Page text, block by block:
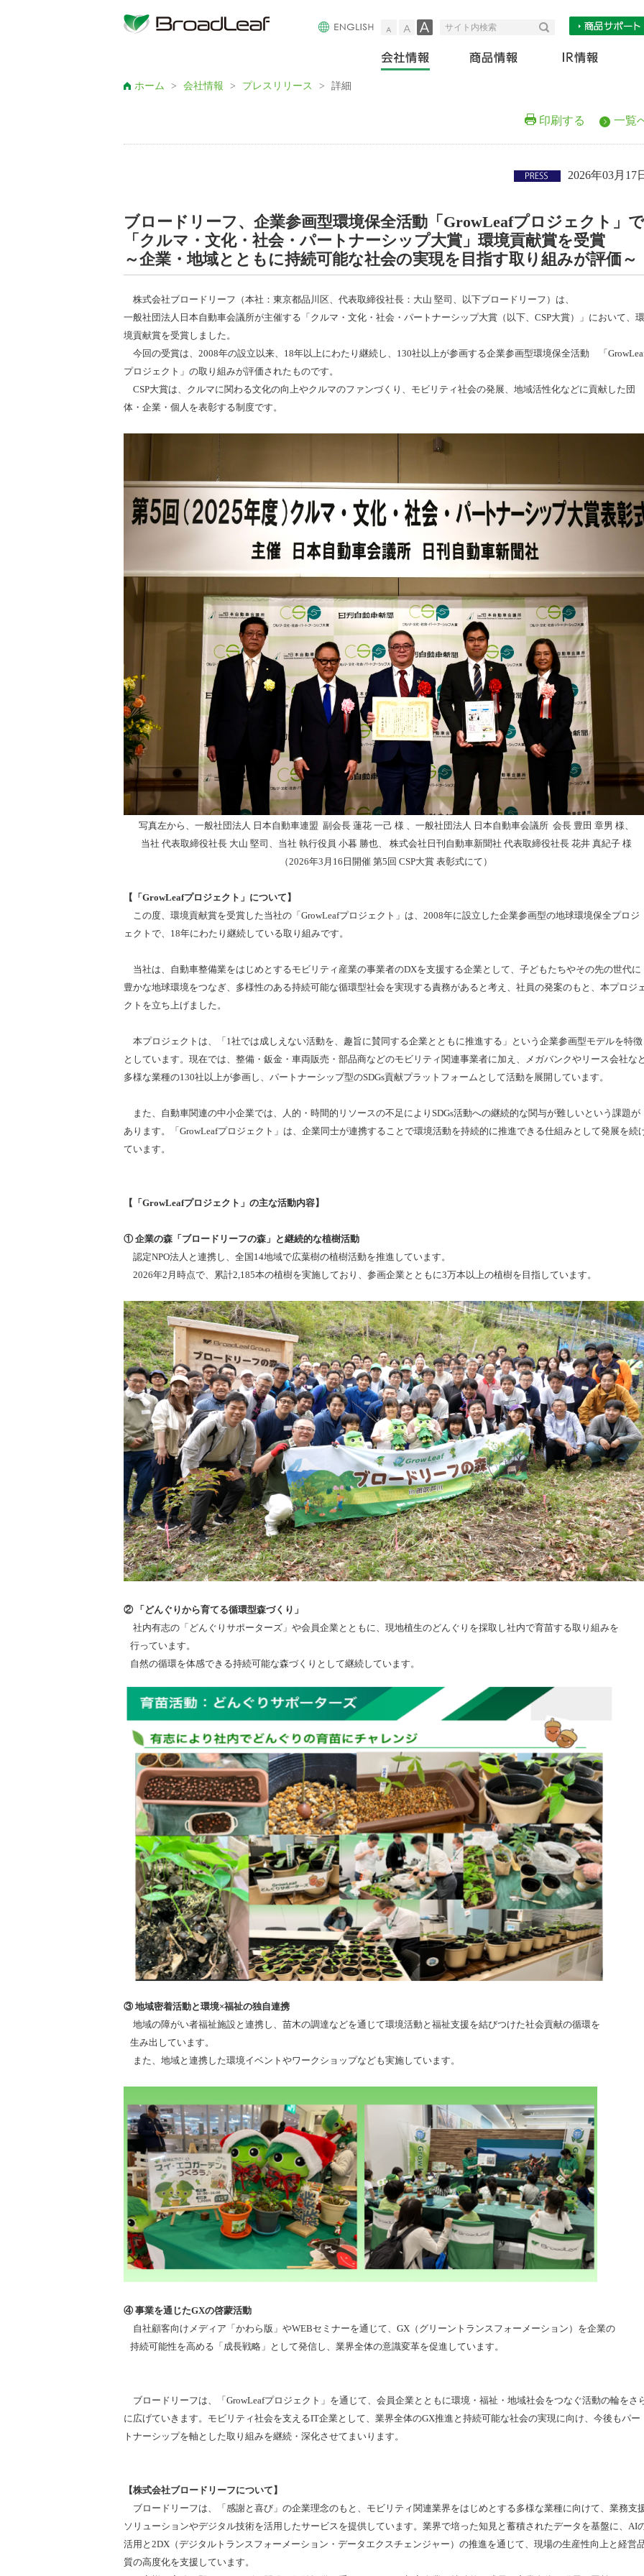
小 大
サイト内検索 検索
ホーム
> 会社情報 > プレスリリース > 詳細
印刷する 一覧
2026年03月17
ブロードリーフ、企業参画型環境保全活動「GrowLeafプロジェクト」で
「クルマ・文化・社会・パートナーシップ大賞」環境貢献賞を受賞
～企業・地域とともに持続可能な社会の実現を目指す取り組みが評価～
株式会社ブロードリーフ（本社：東京都品川区、代表取締役社長：大山 堅司、以下ブロードリーフ）は、
一般社団法人日本自動車会議所が主催する「クルマ・文化・社会・パートナーシップ大賞（以下、CSP大賞）」において、環
境貢献賞を受賞しました。
今回の受賞は、2008年の設立以来、18年以上にわたり継続し、130社以上が参画する企業参画型環境保全活動 「
プロジェクト」の取り組みが評価されたものです。
CSP大賞は、クルマに関わる文化の向上やクルマのファンづくり、モビリティ社会の発展、地域活性化などに貢献した団
体・企業・個人を表彰する制度です。
写真左から、一般社団法人 日本自動車連盟 副会長 蓮花 一己 様 、一般社団法人 日本自動車会議所 会長 豊田 章男 様、
当社 代表取締役社長 大山 堅司、当社 執行役員 小暮 勝也、 株式会社日刊自動車新聞社 代表取締役社長 花井 真紀子 様
（2026年3月16日開催 第5回 CSP大賞 表彰式にて）
【「GrowLeafプロジェクト」について】
この度、環境貢献賞を受賞した当社の「GrowLeafプロジェクト」は、2008年に設立した企業参画型の地球環境保全プロジ
ェクトで、18年にわたり継続している取り組みです。
当社は、自動車整備業をはじめとするモビリティ産業の事業者のDXを支援する企業として、子どもたちやその先の世代に
豊かな地球環境をつなぎ、多様性のある持続可能な循環型社会を実現する責務があると考え、社員の発案のもと、本プロジ
クトを立ち上げました。
本プロジェクトは、「1社では成しえない活動を、趣旨に賛同する企業とともに推進する」という企業参画型モデルを特徴
としています。現在では、整備・鈑金・車両販売・部品商などのモビリティ関連事業者に加え、メガバンクやリース会社な
多様な業種の130社以上が参画し、パートナーシップ型のSDGs貢献プラットフォームとして活動を展開しています。
また、自動車関連の中小企業では、人的・時間的リソースの不足によりSDGs活動への継続的な関与が難しいという課題が
あります。「GrowLeafプロジェクト」は、企業同士が連携することで環境活動を持続的に推進できる仕組みとして発展を続
ています。
【「GrowLeafプロジェクト」の主な活動内容】
① 企業の森「ブロードリーフの森」と継続的な植樹活動
認定NPO法人と連携し、全国14地域で広葉樹の植樹活動を推進しています。
2026年2月時点で、累計2,185本の植樹を実施しており、参画企業とともに3万本以上の植樹を目指しています。
② 「どんぐりから育てる循環型森づくり」
社内有志の「どんぐりサポーターズ」や会員企業とともに、現地植生のどんぐりを採取し社内で育苗する取り組みを
行っています。
自然の循環を体感できる持続可能な森づくりとして継続しています。
③ 地域密着活動と環境×福祉の独自連携
地域の障がい者福祉施設と連携し、苗木の調達などを通じて環境活動と福祉支援を結びつけた社会貢献の循環を
生み出しています。
また、地域と連携した環境イベントやワークショップなども実施しています。
④ 事業を通じたGXの啓蒙活動
自社顧客向けメディア「かわら版」やWEBセミナーを通じて、GX（グリーントランスフォーメーション）を企業の
持続可能性を高める「成長戦略」として発信し、業界全体の意識変革を促進しています。
ブロードリーフは、「GrowLeafプロジェクト」を通じて、会員企業とともに環境・福祉・地域社会をつなぐ活動の輪をさ
に広げていきます。モビリティ社会を支えるIT企業として、業界全体のGX推進と持続可能な社会の実現に向け、今後もパー
トナーシップを軸とした取り組みを継続・深化させてまいります。
【株式会社ブロードリーフについて】
ブロードリーフは、「感謝と喜び」の企業理念のもと、モビリティ関連業界をはじめとする多様な業種に向けて、業務支
ソリューションやデジタル技術を活用したサービスを提供しています。業界で培った知見と蓄積されたデータを基盤に、AI
活用と2DX（デジタルトランスフォーメーション・データエクスチェンジャー）の推進を通じて、現場の生産性向上と経営
質の高度化を支援しています。